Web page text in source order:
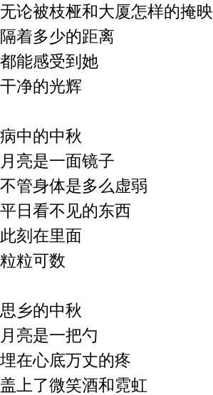
无论被枝桠和大厦怎样的掩映
隔着多少的距离
都能感受到她
干净的光辉
病中的中秋
月亮是一面镜子
不管身体是多么虚弱
平日看不见的东西
此刻在里面
粒粒可数
思乡的中秋
月亮是一把勺
埋在心底万丈的疼
盖上了微笑酒和霓虹